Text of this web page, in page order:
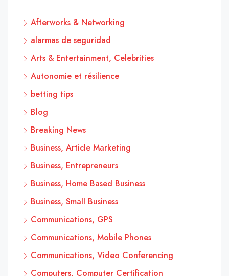
Afterworks & Networking
alarmas de seguridad
Arts & Entertainment, Celebrities
Autonomie et résilience
betting tips
Blog
Breaking News
Business, Article Marketing
Business, Entrepreneurs
Business, Home Based Business
Business, Small Business
Communications, GPS
Communications, Mobile Phones
Communications, Video Conferencing
Computers, Computer Certification